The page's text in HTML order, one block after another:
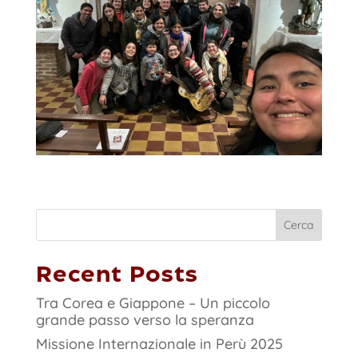
Cerca
Recent Posts
Tra Corea e Giappone – Un piccolo
grande passo verso la speranza
Missione Internazionale in Perù 2025